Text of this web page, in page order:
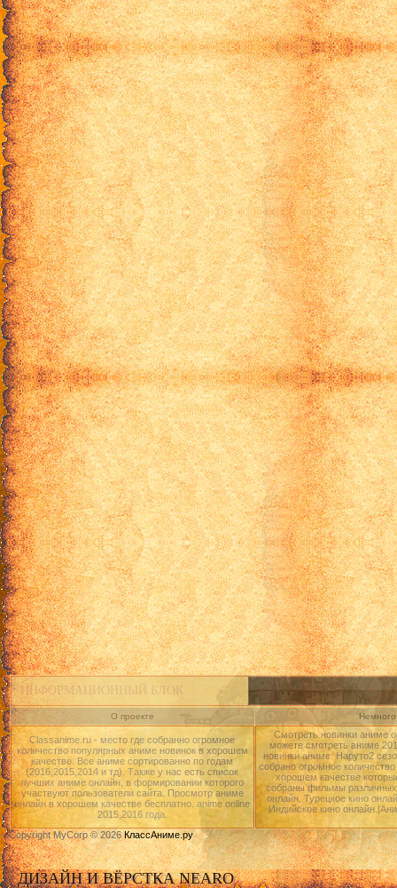
ИНФОРМАЦИОННЫЙ БЛОК
О проекте
Classanime.ru - место где собранно огромное
количество популярных аниме новинок в хорошем
качестве. Все аниме сортированно по годам
(2016,2015,2014 и тд). Также у нас есть список
лучших аниме онлайн, в формировании которого
участвуют пользователи сайта. Просмотр аниме
онлайн в хорошем качестве бесплатно. anime online
2015,2016 года.
Смотреть новинки аниме
можете смотреть аниме
новинки аниме: Наруто2
собрано огромное
хорошем качестве
собраны фильмы различных
онлайн, Турецкое кино
Индийское кино
Copyright MyCorp © 2026КлассАниме.ру
ДИЗАЙН И ВЁРСТКА NEARO